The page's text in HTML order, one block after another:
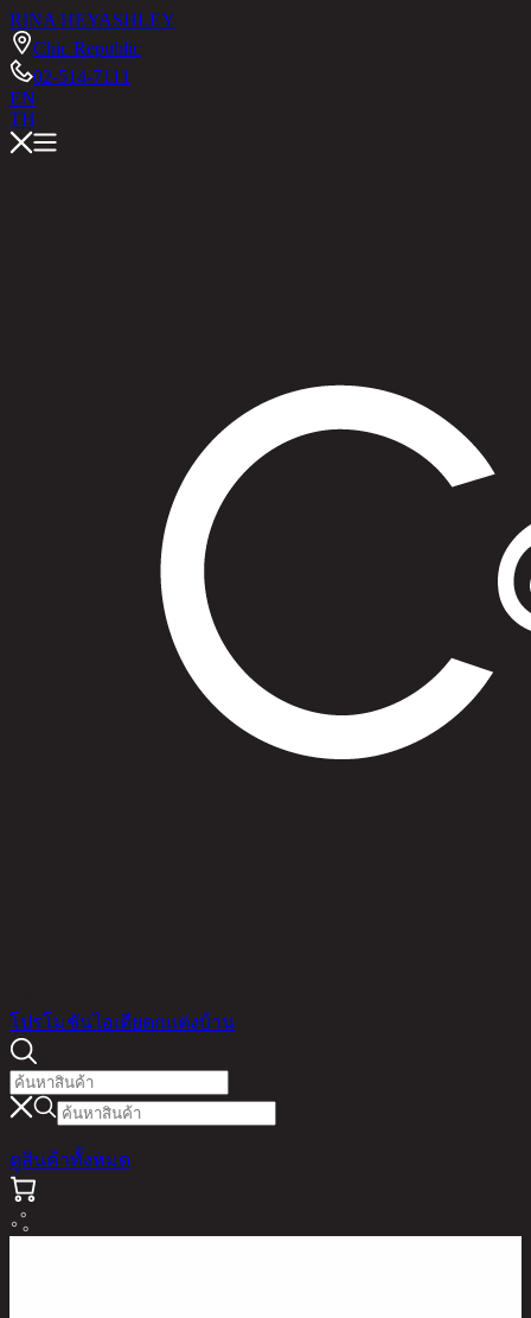
RINA HEYASHLEY
Chic Republic
02-514-7111
EN
TH
โปรโมชันไอเดียตกแต่งบ้าน
ดูสินค้าทั้งหมด